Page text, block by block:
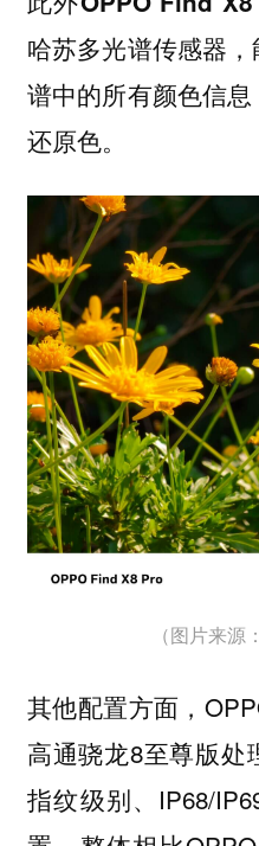
哈苏多光谱传感器
谱中的所有颜色信
还原色。
（图片来源
其他配置方面，
高通骁龙8至尊版处
指纹级别、IP68/